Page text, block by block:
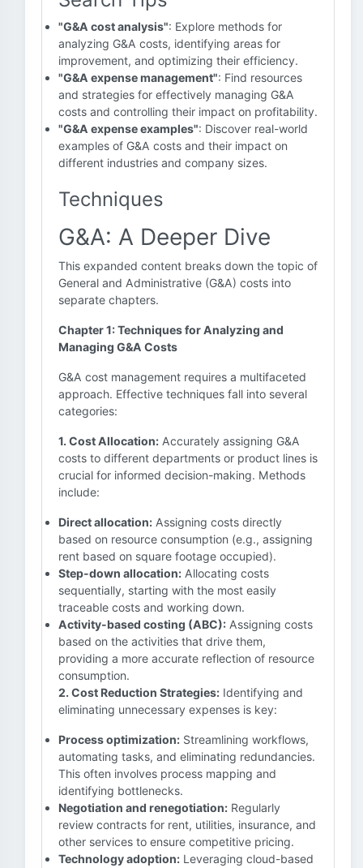
"G&A cost analysis": Explore methods for
analyzing G&A costs, identifying areas for
improvement, and optimizing their efficiency.
"G&A expense management": Find resources
and strategies for effectively managing G&A
costs and controlling their impact on profitability.
"G&A expense examples": Discover real-world
examples of G&A costs and their impact on
different industries and company sizes.
Techniques
G&A: A Deeper Dive
This expanded content breaks down the topic of
General and Administrative (G&A) costs into
separate chapters.
Chapter 1: Techniques for Analyzing and
Managing G&A Costs
G&A cost management requires a multifaceted
approach. Effective techniques fall into several
categories:
1. Cost Allocation: Accurately assigning G&A
costs to different departments or product lines is
crucial for informed decision-making. Methods
include:
Direct allocation: Assigning costs directly
based on resource consumption (e.g., assigning
rent based on square footage occupied).
Step-down allocation: Allocating costs
sequentially, starting with the most easily
traceable costs and working down.
Activity-based costing (ABC): Assigning costs
based on the activities that drive them,
providing a more accurate reflection of resource
consumption.
2. Cost Reduction Strategies: Identifying and
eliminating unnecessary expenses is key:
Process optimization: Streamlining workflows,
automating tasks, and eliminating redundancies.
This often involves process mapping and
identifying bottlenecks.
Negotiation and renegotiation: Regularly
review contracts for rent, utilities, insurance, and
other services to ensure competitive pricing.
Technology adoption: Leveraging cloud-based